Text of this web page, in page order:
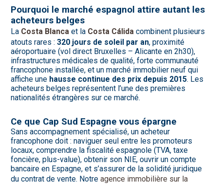
Pourquoi le marché espagnol attire autant les
acheteurs belges
La Costa Blanca et la Costa Cálida combinent plusieurs
atouts rares :320 jours de soleil par an, proximité
aéroportuaire (vol direct Bruxelles – Alicante en 2h30),
infrastructures médicales de qualité, forte communauté
francophone installée, et un marché immobilier neuf qui
affiche une hausse continue des prix depuis 2015. Les
acheteurs belges représentent l’une des premières
nationalités étrangères sur ce marché.
Ce que Cap Sud Espagne vous épargne
Sans accompagnement spécialisé, un acheteur
francophone doit : naviguer seul entre les promoteurs
locaux, comprendre la fiscalité espagnole (TVA, taxe
foncière, plus-value), obtenir son NIE, ouvrir un compte
bancaire en Espagne, et s’assurer de la solidité juridique
du contrat de vente. Notreagence immobilière sur la